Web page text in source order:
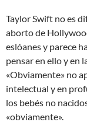
Taylor Swift no es
aborto de
eslóanes y parece
pensar en ello y en
«Obviamente» no
intelectual y en
los bebés no
«obviamente».